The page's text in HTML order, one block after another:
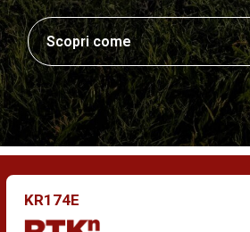
Scopri come
KR174E